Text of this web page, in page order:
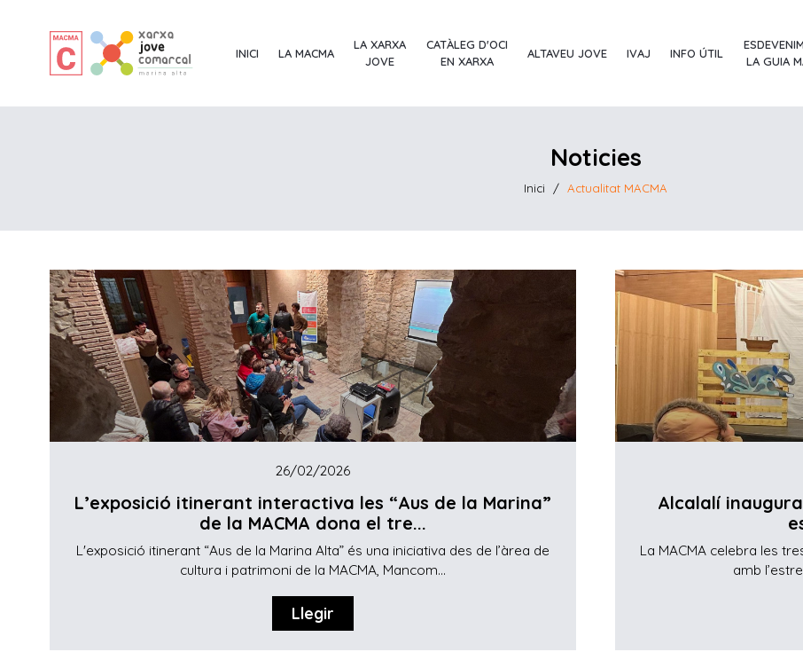
INICI LA MACMA
LA XARXA
JOVE
CATÀLEG D'OCI
EN XARXA
ALTAVEU JOVE IVAJ INFO ÚTIL
LA GUIA
Noticies
Inici / Actualitat MACMA
26/02/2026
L’exposició itinerant interactiva les “Aus de la Marina”
de la MACMA dona el tre...
L'exposició itinerant “Aus de la Marina Alta” és una iniciativa des de l’àrea de
cultura i patrimoni de la MACMA, Mancom...
Llegir
Alcalalí
La MACMA celebra les
amb